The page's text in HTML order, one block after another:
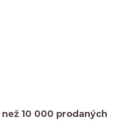
než 10 000 prodaných